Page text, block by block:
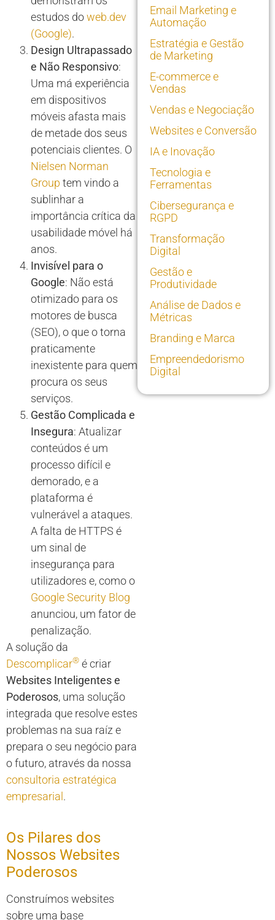
estudos doweb.dev
(Google).
Design Ultrapassado
e Não Responsivo:
Uma má experiência
em dispositivos
móveis afasta mais
de metade dos seus
potenciais clientes. O
Nielsen Norman
Group tem vindo a
sublinhar a
importância crítica da
usabilidade móvel há
anos.
Invisível para o
Google: Não está
otimizado para os
motores de busca
(SEO), o que o torna
praticamente
inexistente para quem
procura os seus
serviços.
Gestão Complicada e
Insegura: Atualizar
conteúdos é um
processo difícil e
demorado, e a
plataforma é
vulnerável a ataques.
A falta de HTTPS é
um sinal de
insegurança para
utilizadores e, como o
Google Security Blog
anunciou, um fator de
penalização.
A solução da
Descomplicar® é criar
Websites Inteligentes e
Poderosos, uma solução
integrada que resolve estes
problemas na sua raíz e
prepara o seu negócio para
o futuro, através da nossa
consultoria estratégica
empresarial.
Os Pilares dos
Nossos Websites
Poderosos
Construímos websites
sobre uma base
Email Marketing e
Automação
Estratégia e Gestão
de Marketing
E-commerce e
Vendas
Vendas e Negociação
Websites e Conversão
IA e Inovação
Tecnologia e
Ferramentas
Cibersegurança e
RGPD
Transformação
Digital
Gestão e
Produtividade
Análise de Dados e
Métricas
Branding e Marca
Empreendedorismo
Digital